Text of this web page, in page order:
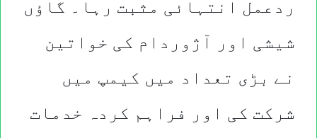
ردعمل انتہائی مثبت رہا۔ گاؤں
شیشی اور آژوردام کی خواتین
نے بڑی تعداد میں کیمپ میں
شرکت کی اور فراہم کردہ خدمات